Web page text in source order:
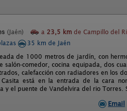
(Jaén) a 23,5 km de Campillo del
35 km de Jaén
de 1000 metros de jardín, con
salón-comedor, cocina equipada, dos
calefacción con radiadores en los
está en la entrada de la cara
y el puente de Vandelvira del rio Torres.
Email